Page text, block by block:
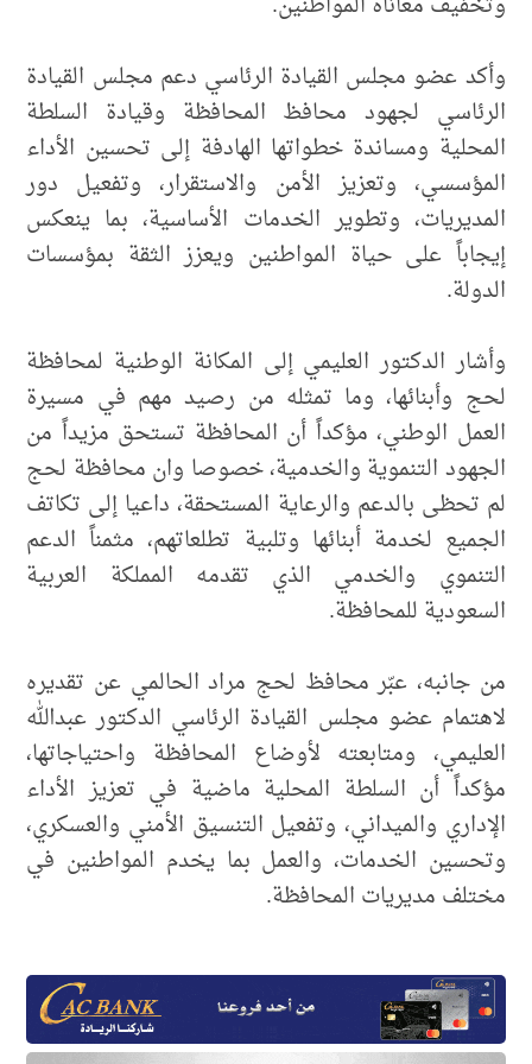
وأكد عضو مجلس القيادة الرئاسي دعم مجلس القيادة
الرئاسي لجهود محافظ المحافظة وقيادة السلطة
المحلية ومساندة خطواتها الهادفة إلى تحسين الأداء
المؤسسي، وتعزيز الأمن والاستقرار، وتفعيل دور
المديريات، وتطوير الخدمات الأساسية، بما ينعكس
إيجاباً على حياة المواطنين ويعزز الثقة بمؤسسات
الدولة.
وأشار الدكتور العليمي إلى المكانة الوطنية لمحافظة
لحج وأبنائها، وما تمثله من رصيد مهم في مسيرة
العمل الوطني، مؤكداً أن المحافظة تستحق مزيداً من
الجهود التنموية والخدمية، خصوصا وان محافظة لحج
لم تحظى بالدعم والرعاية المستحقة، داعيا إلى تكاتف
الجميع لخدمة أبنائها وتلبية تطلعاتهم، مثمناً الدعم
التنموي والخدمي الذي تقدمه المملكة العربية
السعودية للمحافظة.
من جانبه، عبّر محافظ لحج مراد الحالمي عن تقديره
لاهتمام عضو مجلس القيادة الرئاسي الدكتور عبدالله
العليمي، ومتابعته لأوضاع المحافظة واحتياجاتها،
مؤكداً أن السلطة المحلية ماضية في تعزيز الأداء
الإداري والميداني، وتفعيل التنسيق الأمني والعسكري،
وتحسين الخدمات، والعمل بما يخدم المواطنين في
مختلف مديريات المحافظة.